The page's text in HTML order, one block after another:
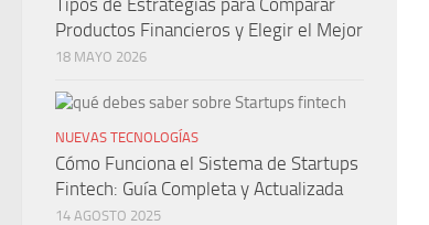
Productos Financieros y Elegir el Mejor
18 MAYO 2026
NUEVAS TECNOLOGÍAS
Cómo Funciona el Sistema de Startups
Fintech: Guía Completa y Actualizada
14 AGOSTO 2025